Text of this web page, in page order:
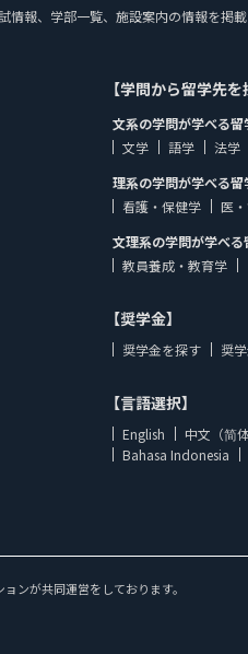
情報、学部一覧、施設案内の情報を掲
【学問から留学先
文系の学問が学べる留
文学
語学
法学
理系の学問が学べる留
看護・保健学
医
文理系の学問が学べ
教員養成・教育学
【奨学金】
奨学金を探す 奨
【言語選択】
English
中文（简
Bahasa Indonesia
ンが共同運営をしております。